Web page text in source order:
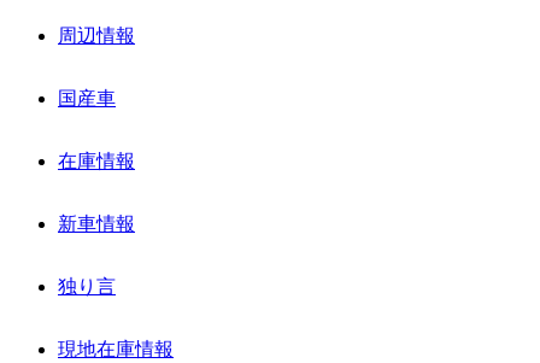
周辺情報
国産車
在庫情報
新車情報
独り言
現地在庫情報